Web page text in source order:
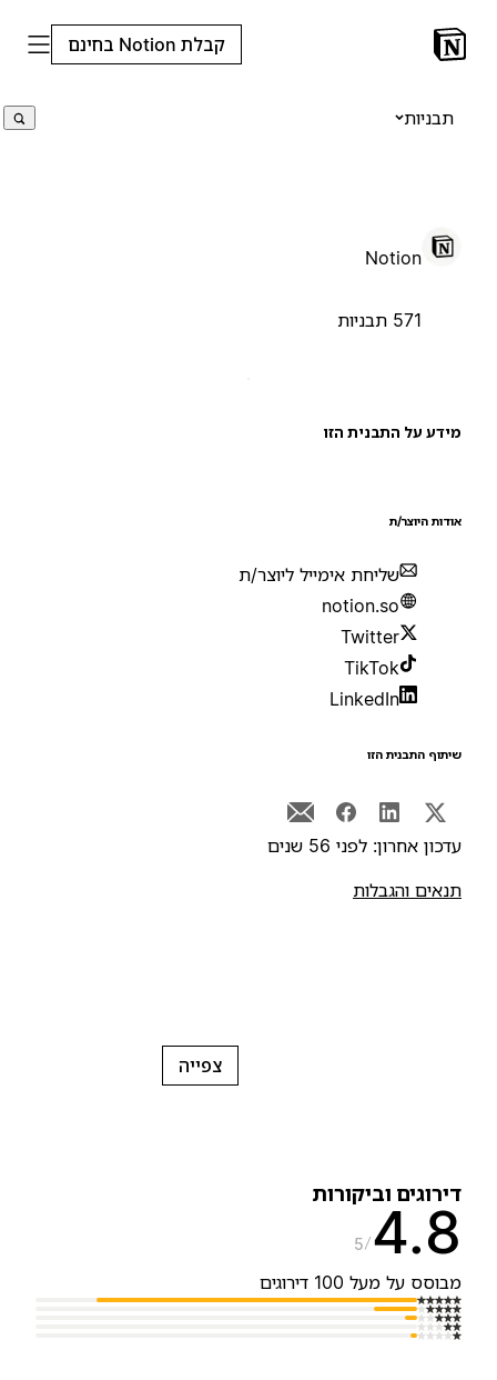
קבלת Notion בחינם
תבניות
Notion
על התבנית הזו
היוצר/ת
שליחת אימייל ליוצר/ת
notion.so
Twitter
TikTok
LinkedIn
התבנית הזו
אחרון: לפני 56 שנים
והגבלות
צפייה
וביקורות
5
על מעל 100 דירוגים